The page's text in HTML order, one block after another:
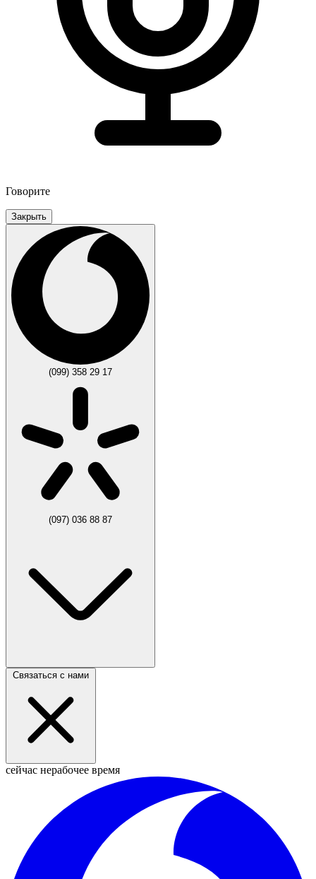
Говорите
Закрыть
(099) 358 29 17
(097) 036 88 87
Связаться с нами
сейчас нерабочее время